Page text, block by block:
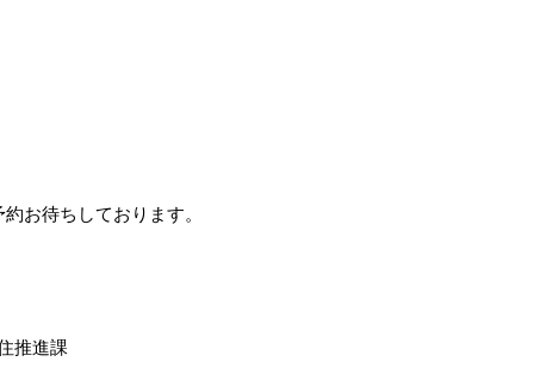
お待ちしております。
推進課